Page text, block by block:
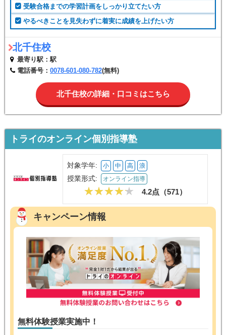
受験合格までの学習計画をしっかり立てたい方
やるべきことを見失わずに着実に成績を上げたい方
北千住校
最寄り駅：駅
電話番号： 0078-601-080-782(無料)
北千住校の詳細・口コミはこちら
トライのオンライン個別指導塾
対象学年: 小 中 高 浪
授業形式: オンライン指導
4.2点（571）
キャンペーン情報
無料体験授業実施中！